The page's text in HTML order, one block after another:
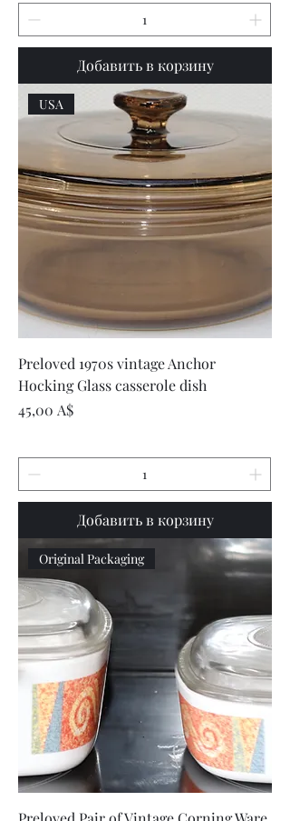
Добавить в корзину
USA
Preloved 1970s vintage Anchor
Hocking Glass casserole dish
Цена
45,00 A$
Добавить в корзину
Original Packaging